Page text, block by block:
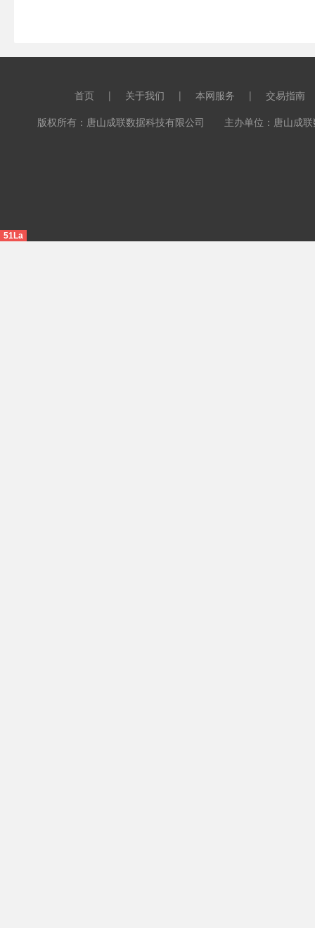
首页 | 关于我们 | 本网服务 |
交易指南
版权所有：唐山成联数据科技有限公司 主办单位：唐山成
51La